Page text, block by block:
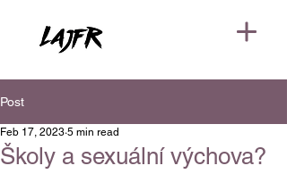
Post
Školy a sexuální výchova?
Feb 17, 2023 5 min read